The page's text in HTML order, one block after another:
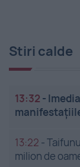
Stiri calde
13:32 -
13:22 -
milion de